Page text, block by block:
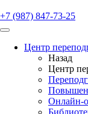
+7 (987) 847-73-25
Центр
Назад
Центр
Онлайн-